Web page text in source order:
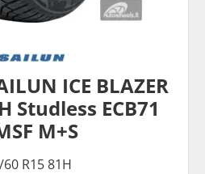
ICE BLAZER
Studless ECB71
M+S
R15 81H